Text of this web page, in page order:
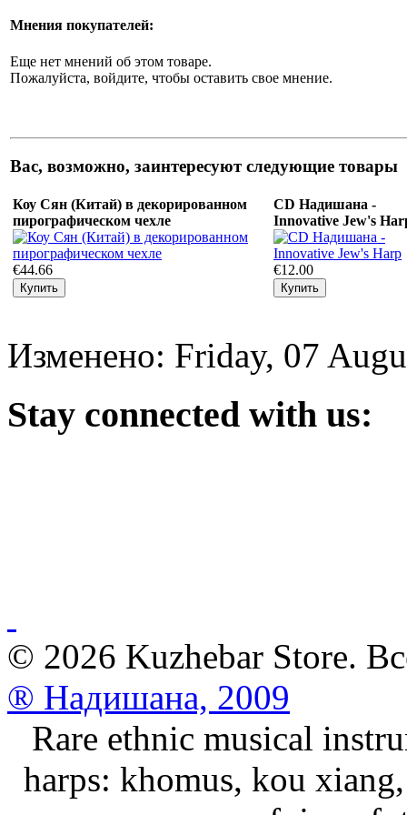
Мнения покупателей:
Еще нет мнений об этом товаре.
Пожалуйста, войдите, чтобы оставить свое мнение.
Вас, возможно, заинтересуют следующие товары
Коу Сян (Китай) в декорированном
пирографическом чехле
€44.66
CD Надишана -
Innovative Jew's
€12.00
Изменено: Friday, 07
Stay connected with us:
© 2026 Kuzhebar Store.
® Надишана, 2009
Rare ethnic musical
harps: khomus, kou